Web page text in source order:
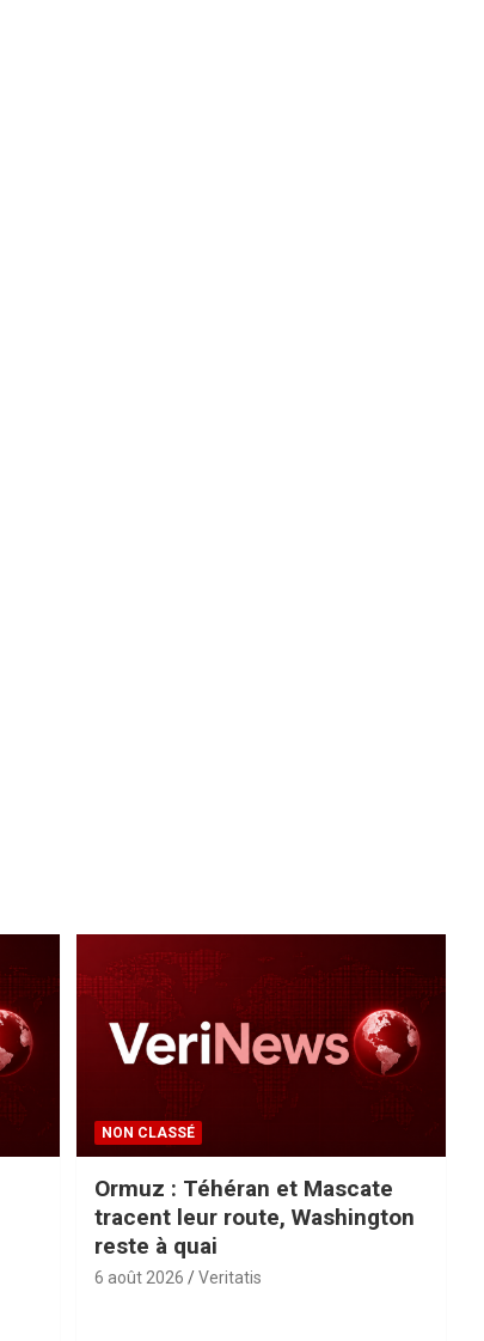
NON CLASSÉ
Ormuz : Téhéran et Mascate
tracent leur route, Washington
reste à quai
6 août 2026 Veritatis